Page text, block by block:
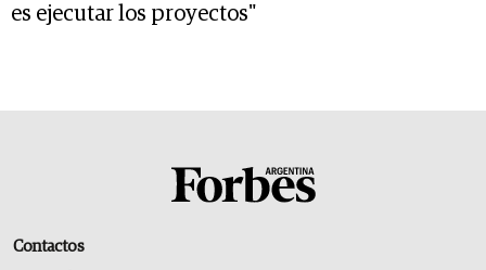
es ejecutar los proyectos"
Contactos